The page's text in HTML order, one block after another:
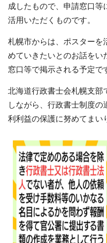
成したもので、申請窓口
活用いただくものです。
札幌市からは、ポスターを
めていきたいとのお話をい
窓口等で掲示される予定で
北海道行政書士会札幌支
しながら、行政書士制度
利利益の保護に努めてまい